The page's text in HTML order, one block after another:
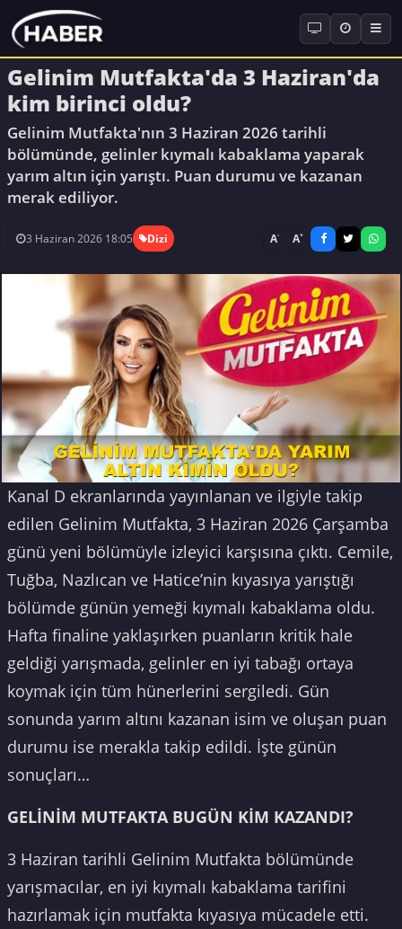
Gelinim Mutfakta'da 3 Haziran'da
kim birinci oldu?
Gelinim Mutfakta'nın 3 Haziran 2026 tarihli
bölümünde, gelinler kıymalı kabaklama yaparak
yarım altın için yarıştı. Puan durumu ve kazanan
merak ediliyor.
3 Haziran 2026 18:05 Dizi A- A+
Kanal D ekranlarında yayınlanan ve ilgiyle takip
edilen Gelinim Mutfakta, 3 Haziran 2026 Çarşamba
günü yeni bölümüyle izleyici karşısına çıktı. Cemile,
Tuğba, Nazlıcan ve Hatice’nin kıyasıya yarıştığı
bölümde günün yemeği kıymalı kabaklama oldu.
Hafta finaline yaklaşırken puanların kritik hale
geldiği yarışmada, gelinler en iyi tabağı ortaya
koymak için tüm hünerlerini sergiledi. Gün
sonunda yarım altını kazanan isim ve oluşan puan
durumu ise merakla takip edildi. İşte günün
sonuçları…
GELİNİM MUTFAKTA BUGÜN KİM KAZANDI?
3 Haziran tarihli Gelinim Mutfakta bölümünde
yarışmacılar, en iyi kıymalı kabaklama tarifini
hazırlamak için mutfakta kıyasıya mücadele etti.